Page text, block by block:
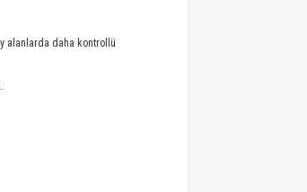
alanlarda daha kontrollü